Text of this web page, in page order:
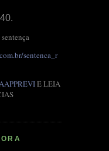
sentenca_r
AAPPREVIE LEIA